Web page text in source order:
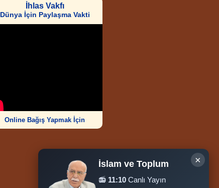
İhlas Vakfı
Dünya İçin Paylaşma Vakti
Online Bağış Yapmak İçin
Ziyaretçi Sayısı
252.011.817
×
İslam ve Toplum
📻 11:10 Canlı Yayın